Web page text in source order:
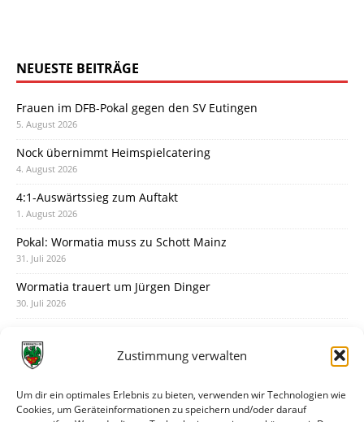
Zustimmung verwalten
Um dir ein optimales Erlebnis zu bieten, verwenden wir Technologien wie
Cookies, um Geräteinformationen zu speichern und/oder darauf
NEUESTE BEITRÄGE
Frauen im DFB-Pokal gegen den SV Eutingen
5. August 2026
Nock übernimmt Heimspielcatering
4. August 2026
4:1-Auswärtssieg zum Auftakt
1. August 2026
Pokal: Wormatia muss zu Schott Mainz
31. Juli 2026
Wormatia trauert um Jürgen Dinger
30. Juli 2026
28. Juli 2026
28. Juli 2026